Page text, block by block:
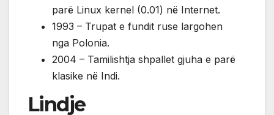
parë Linux kernel (0.01) në Internet.
1993 – Trupat e fundit ruse largohen
nga Polonia.
2004 – Tamilishtja shpallet gjuha e parë
klasike në Indi.
Lindje